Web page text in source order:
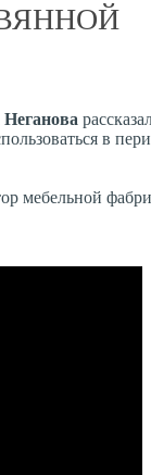
в
мебельной